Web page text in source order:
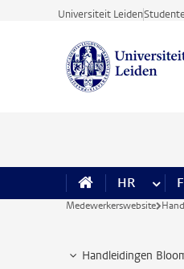
Ga direct naar de inhoud
Universiteit Leiden
HR meer
Medewerkerswebsite
Handleidingen